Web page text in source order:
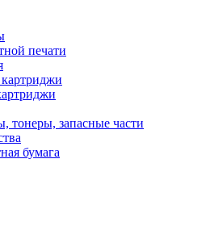
печати
тонеры, запасные части
бумага